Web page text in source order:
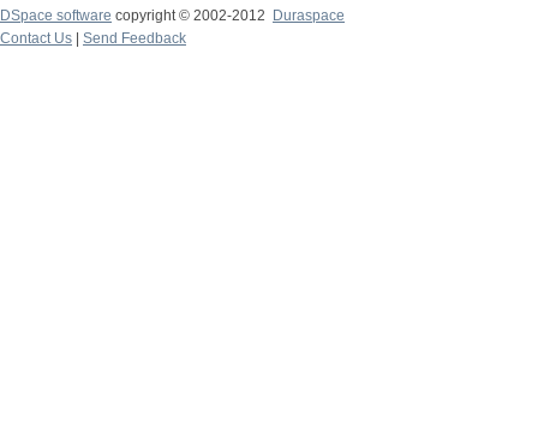
DSpace software copyright © 2002-2012
Duraspace
Contact Us
Send Feedback